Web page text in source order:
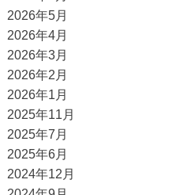
2026年5月
2026年4月
2026年3月
2026年2月
2026年1月
2025年11月
2025年7月
2025年6月
2024年12月